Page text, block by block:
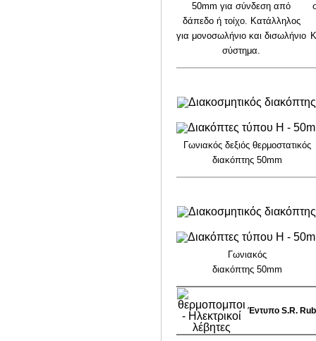
50mm για σύνδεση από
δάπεδο ή τοίχο. Κατάλληλος
για μονοσωλήνιο και δισωλήνιο
σύστημα.
Γωνιακός δεξιός θερμοστατικός
διακόπτης 50mm
Γωνιακός
διακόπτης 50mm
Έντυπο S.R.